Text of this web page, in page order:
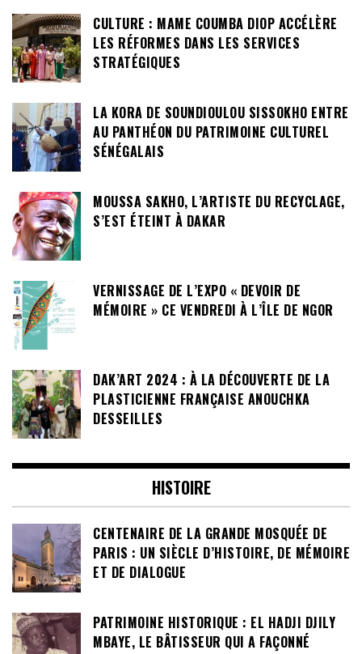
CULTURE : MAME COUMBA DIOP ACCÉLÈRE
LES RÉFORMES DANS LES SERVICES
STRATÉGIQUES
LA KORA DE SOUNDIOULOU SISSOKHO ENTRE
AU PANTHÉON DU PATRIMOINE CULTUREL
SÉNÉGALAIS
MOUSSA SAKHO, L’ARTISTE DU RECYCLAGE,
S’EST ÉTEINT À DAKAR
VERNISSAGE DE L’EXPO « DEVOIR DE
MÉMOIRE » CE VENDREDI À L’ÎLE DE NGOR
DAK’ART 2024 : À LA DÉCOUVERTE DE LA
PLASTICIENNE FRANÇAISE ANOUCHKA
DESSEILLES
HISTOIRE
CENTENAIRE DE LA GRANDE MOSQUÉE DE
PARIS : UN SIÈCLE D’HISTOIRE, DE MÉMOIRE
ET DE DIALOGUE
PATRIMOINE HISTORIQUE : EL HADJI DJILY
MBAYE, LE BÂTISSEUR QUI A FAÇONNÉ